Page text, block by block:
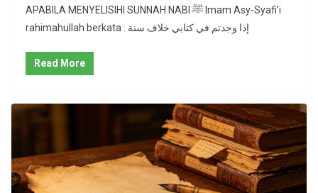
APABILA MENYELISIHI SUNNAH NABI ﷺ Imam Asy-Syafi’i
rahimahullah berkata : إذا وجدتم في كتابي خلاف سنة
Read More